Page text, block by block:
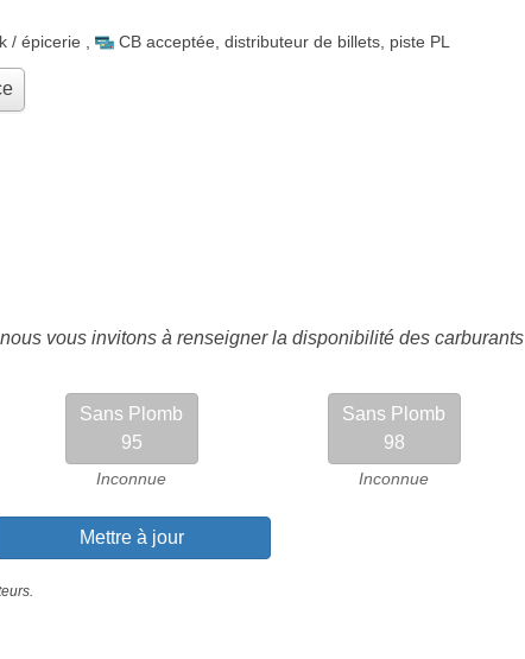
/ épicerie CB acceptée distributeur de billets piste PL
vous invitons à renseigner la disponibilité des carburants
Sans Plomb
95
Inconnue
Sans Plomb
98
Inconnue
Mettre à jour